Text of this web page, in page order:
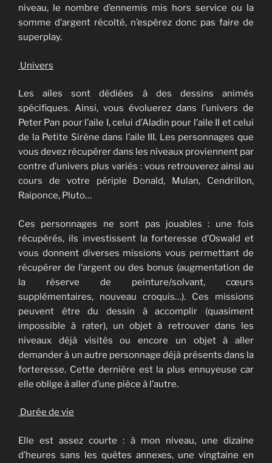
niveau, le nombre d’ennemis mis hors service ou la
somme d’argent récolté, n’espérez donc pas faire de
superplay.
Univers
Les ailes sont dédiées à des dessins animés
spécifiques. Ainsi, vous évoluerez dans l’univers de
Peter Pan pour l’aile I, celui d’Aladin pour l’aile II et celui
de la Petite Sirène dans l’aile III. Les personnages que
vous devez récupérer dans les niveaux proviennent par
contre d’univers plus variés : vous retrouverez ainsi au
cours de votre périple Donald, Mulan, Cendrillon,
Raiponce, Pluto…
Ces personnages ne sont pas jouables : une fois
récupérés, ils investissent la forteresse d’Oswald et
vous donnent diverses missions vous permettant de
récupérer de l’argent ou des bonus (augmentation de
la réserve de peinture/solvant, cœurs
supplémentaires, nouveau croquis…). Ces missions
peuvent être du dessin à accomplir (quasiment
impossible à rater), un objet à retrouver dans les
niveaux déjà visités ou encore un objet à aller
demander à un autre personnage déjà présents dans la
forteresse. Cette dernière est la plus ennuyeuse car
elle oblige à aller d’une pièce à l’autre.
Durée de vie
Elle est assez courte : à mon niveau, une dizaine
d’heures sans les quêtes annexes, une vingtaine en